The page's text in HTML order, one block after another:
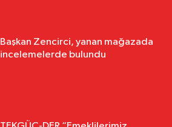
Başkan Zencirci, yanan mağazada
incelemelerde bulundu